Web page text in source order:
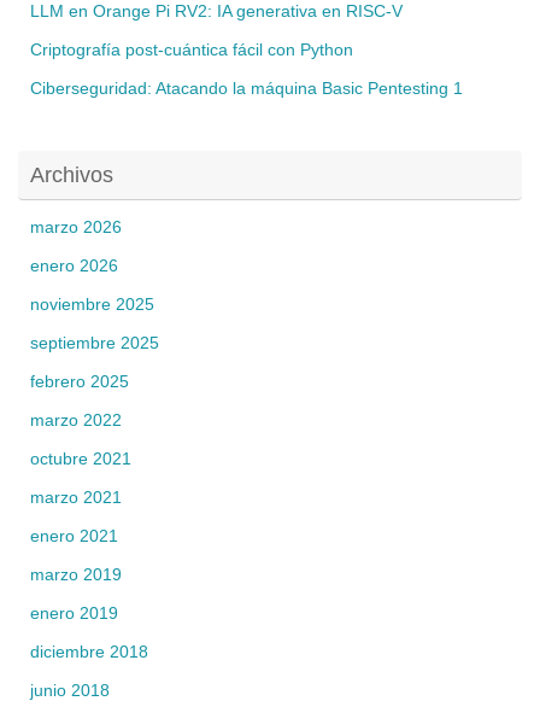
LLM en Orange Pi RV2: IA generativa en RISC-V
Criptografía post-cuántica fácil con Python
Ciberseguridad: Atacando la máquina Basic Pentesting 1
Archivos
marzo 2026
enero 2026
noviembre 2025
septiembre 2025
febrero 2025
marzo 2022
octubre 2021
marzo 2021
enero 2021
marzo 2019
enero 2019
diciembre 2018
junio 2018